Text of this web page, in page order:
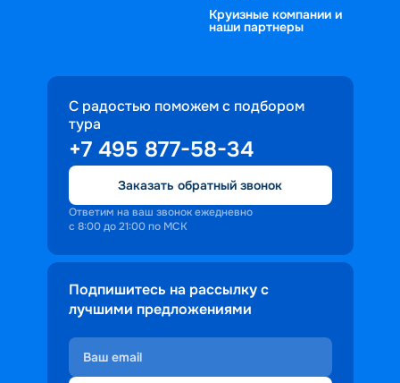
Круизные компании и
наши партнеры
С радостью поможем с подбором
тура
+7 495 877-58-34
Заказать обратный звонок
Ответим на ваш звонок ежедневно
с 8:00 до 21:00 по МСК
Подпишитесь на рассылку с
лучшими предложениями